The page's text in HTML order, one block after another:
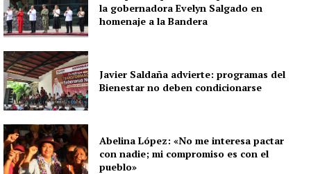
la gobernadora Evelyn Salgado en
homenaje a la Bandera
Javier Saldaña advierte: programas del
Bienestar no deben condicionarse
Abelina López: «No me interesa pactar
con nadie; mi compromiso es con el
pueblo»